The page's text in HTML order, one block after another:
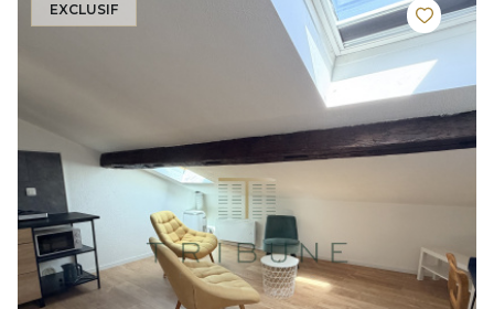
EXCLUSIF